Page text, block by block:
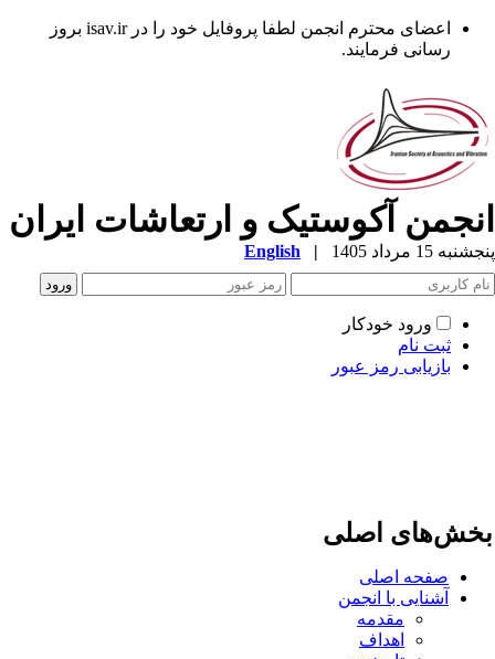
اعضای محترم انجمن لطفا پروفایل خود را در isav.ir بروز
رسانی فرمایند.
آکوستیک و ارتعاشات ایران
15 مرداد 1405 |
English
ورود خودکار
ثبت نام
بازیابی رمز عبور
اصلی
صفحه اصلی
آشنایی با انجمن
مقدمه
اهداف